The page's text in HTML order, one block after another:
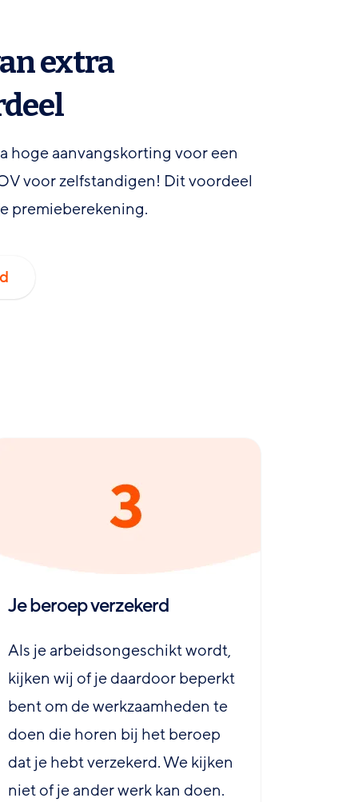
extra
hoge aanvangskorting voor een
voor zelfstandigen! Dit voordeel
premieberekening.
Je beroep verzekerd
Als je arbeidsongeschikt wordt,
kijken wij of je daardoor beperkt
bent om de werkzaamheden te
doen die horen bij het beroep
dat je hebt verzekerd. We kijken
niet of je ander werk kan doen.